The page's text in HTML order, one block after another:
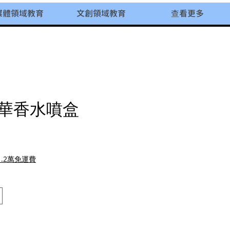
體領域教育 文創領域教育 查看更多
香水噴盒
萬免運費